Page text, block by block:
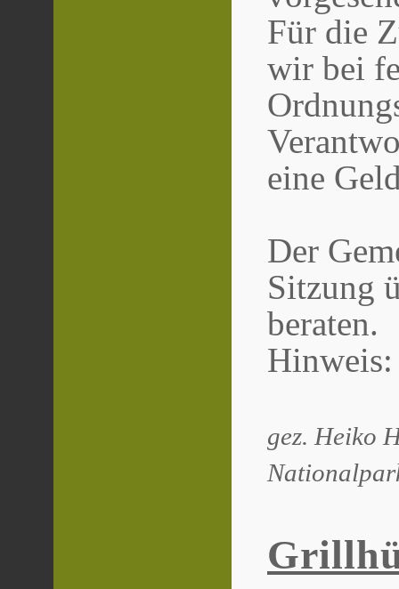
Für die
wir bei
eine
Der
Sitzung
beraten.
gez. Heiko